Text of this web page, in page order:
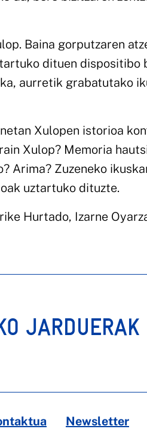
Baina gorputzaren
dituen dispositibo
aurretik grabatutako
Xulopen istorioa
Xulop? Memoria
Arima? Zuzeneko
uztartuko dituzte.
Hurtado, Izarne
JARDUERAK
Newsletter